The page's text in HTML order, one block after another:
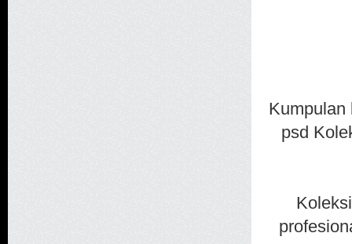
Kumpulan
psd